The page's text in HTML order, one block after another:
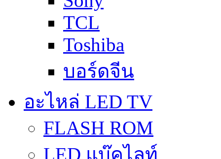
TCL
Toshiba
บอร์ดจีน
อะไหล่ LED TV
FLASH ROM
LED แบ๊คไลท์